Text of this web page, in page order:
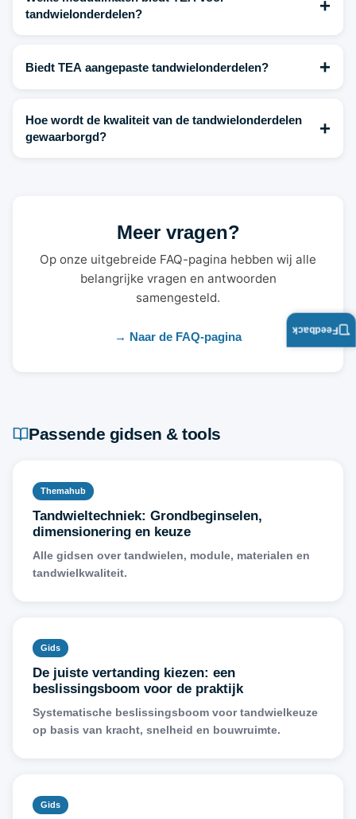
tandwielonderdelen?
+
Biedt TEA aangepaste tandwielonderdelen? +
Hoe wordt de kwaliteit van de tandwielonderdelen
gewaarborgd?
+
Meer vragen?
Op onze uitgebreide FAQ-pagina hebben wij alle
belangrijke vragen en antwoorden
samengesteld.
→ Naar de FAQ-pagina
Passende gidsen & tools
Themahub
Tandwieltechniek: Grondbeginselen,
dimensionering en keuze
Alle gidsen over tandwielen, module, materialen en
tandwielkwaliteit.
Gids
De juiste vertanding kiezen: een
beslissingsboom voor de praktijk
Systematische beslissingsboom voor tandwielkeuze
op basis van kracht, snelheid en bouwruimte.
Gids
Feedback